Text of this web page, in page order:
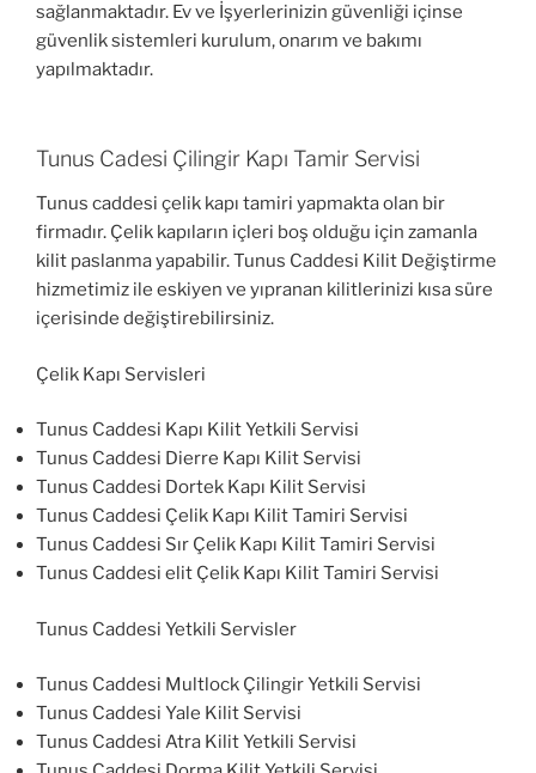
sağlanmaktadır. Ev ve İşyerlerinizin güvenliği içinse
güvenlik sistemleri kurulum, onarım ve bakımı
yapılmaktadır.
Tunus Cadesi Çilingir Kapı Tamir Servisi
Tunus caddesi çelik kapı tamiri yapmakta olan bir
firmadır. Çelik kapıların içleri boş olduğu için zamanla
kilit paslanma yapabilir. Tunus Caddesi Kilit Değiştirme
hizmetimiz ile eskiyen ve yıpranan kilitlerinizi kısa süre
içerisinde değiştirebilirsiniz.
Çelik Kapı Servisleri
Tunus Caddesi Kapı Kilit Yetkili Servisi
Tunus Caddesi Dierre Kapı Kilit Servisi
Tunus Caddesi Dortek Kapı Kilit Servisi
Tunus Caddesi Çelik Kapı Kilit Tamiri Servisi
Tunus Caddesi Sır Çelik Kapı Kilit Tamiri Servisi
Tunus Caddesi elit Çelik Kapı Kilit Tamiri Servisi
Tunus Caddesi Yetkili Servisler
Tunus Caddesi Multlock Çilingir Yetkili Servisi
Tunus Caddesi Yale Kilit Servisi
Tunus Caddesi Atra Kilit Yetkili Servisi